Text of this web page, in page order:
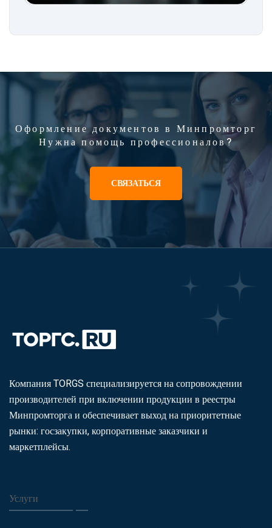
Оформление документов в Минпромторг
Нужна помощь профессионалов?
СВЯЗАТЬСЯ
Компания TORGS специализируется на сопровождении
производителей при включении продукции в реестры
Минпромторга и обеспечивает выход на приоритетные
рынки: госзакупки, корпоративные заказчики и
маркетплейсы.
Услуги